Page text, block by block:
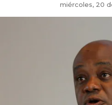
miércoles, 20